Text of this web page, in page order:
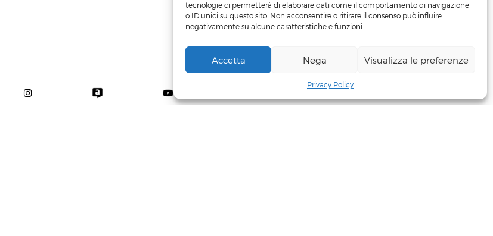
tecnologie ci permetterà di elaborare dati come il comportamento di navigazione
o ID unici su questo sito. Non acconsentire o ritirare il consenso può influire
negativamente su alcune caratteristiche e funzioni.
Accetta Nega Visualizza le preferenze
Privacy Policy
+39 3498219481